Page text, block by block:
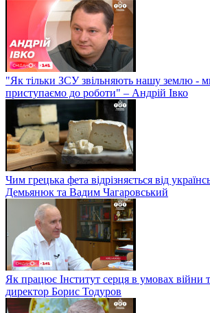
"Як тільки ЗСУ звільняють нашу землю -
приступаємо до роботи" – Андрій Івко
Чим грецька фета відрізняється від
Демьянюк та Вадим Чагаровський
Як працює Інститут серця в умовах війни
директор Борис Тодуров